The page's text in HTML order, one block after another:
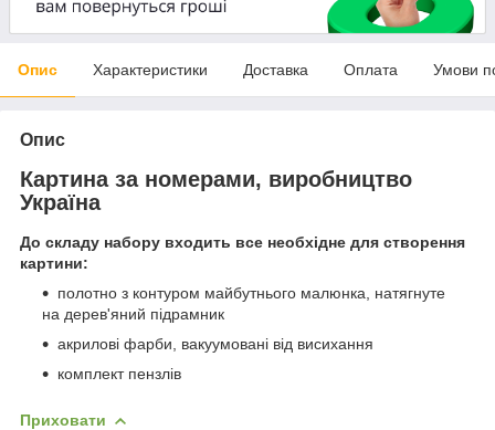
Опис Характеристики Доставка Оплата Умови
Опис
Картина за номерами, виробництво
Україна
До складу набору входить все необхідне для створення
картини:
полотно з контуром майбутнього малюнка, натягнуте
на дерев'яний підрамник
акрилові фарби, вакуумовані від висихання
комплект пензлів
Приховати